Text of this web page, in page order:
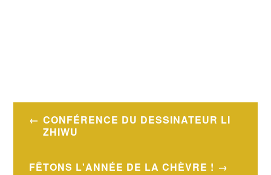
Navigation
l’article
CONFÉRENCE DU DESSINATEUR LI
ZHIWU
FÊTONS L'ANNÉE DE LA CHÈVRE !